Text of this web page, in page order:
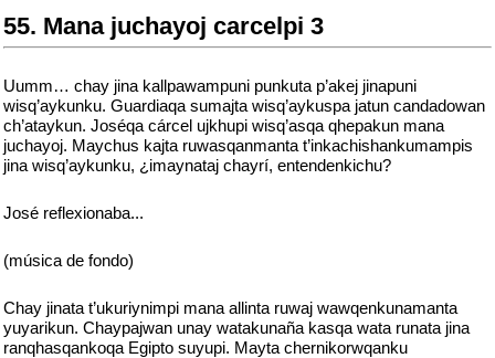
55. Mana juchayoj carcelpi 3
Uumm… chay jina kallpawampuni punkuta p’akej jinapuni
wisq’aykunku. Guardiaqa sumajta wisq’aykuspa jatun candadowan
ch’ataykun. Joséqa cárcel ujkhupi wisq’asqa qhepakun mana
juchayoj. Maychus kajta ruwasqanmanta t’inkachishankumampis
jina wisq’aykunku, ¿imaynataj chayrí, entendenkichu?
José reflexionaba...
(música de fondo)
Chay jinata t’ukuriynimpi mana allinta ruwaj wawqenkunamanta
yuyarikun. Chaypajwan unay watakunaña kasqa wata runata jina
ranqhasqankoqa Egipto suyupi. Mayta chernikorwqanku